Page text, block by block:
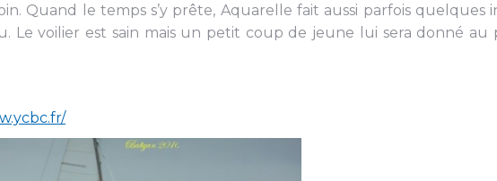
Quand le temps s’y prête, Aquarelle fait aussi parfois quelques
Le voilier est sain mais un petit coup de jeune lui sera donné au